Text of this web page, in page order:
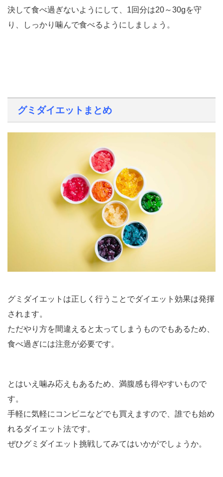
決して食べ過ぎないようにして、1回分は20～30gを守
り、しっかり噛んで食べるようにしましょう。
グミダイエットまとめ
グミダイエットは正しく行うことでダイエット効果は発揮
されます。
ただやり方を間違えると太ってしまうものでもあるため、
食べ過ぎには注意が必要です。
とはいえ噛み応えもあるため、満腹感も得やすいもので
す。
手軽に気軽にコンビニなどでも買えますので、誰でも始め
れるダイエット法です。
ぜひグミダイエット挑戦してみてはいかがでしょうか。